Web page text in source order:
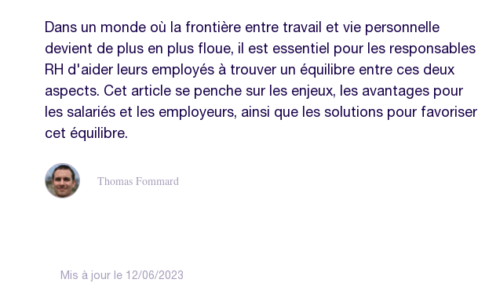
Dans un monde où la frontière entre travail et vie personnelle
devient de plus en plus floue, il est essentiel pour les responsables
RH d'aider leurs employés à trouver un équilibre entre ces deux
aspects. Cet article se penche sur les enjeux, les avantages pour
les salariés et les employeurs, ainsi que les solutions pour favoriser
cet équilibre.
Thomas Fommard
Mis à jour le 12/06/2023